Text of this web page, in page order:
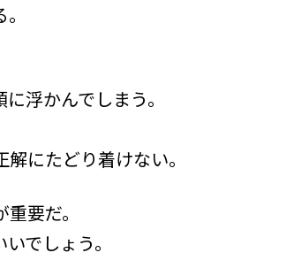
浮かんでしまう。
にたどり着けない。
要だ。
でしょう。